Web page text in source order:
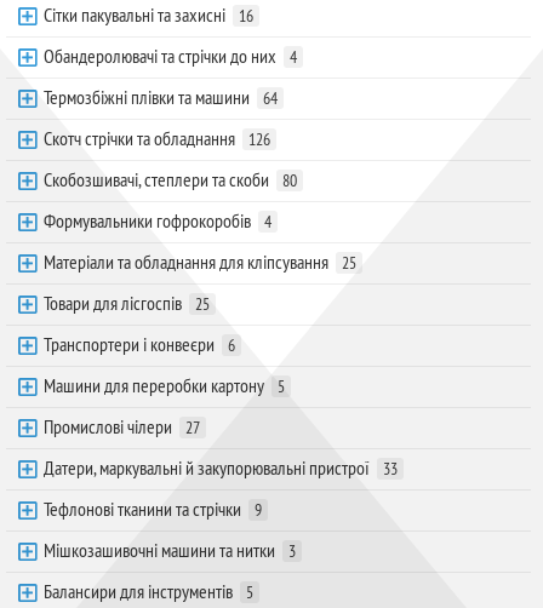
Сітки пакувальні та захисні 16
Обандеролювачі та стрічки до них 4
Термозбіжні плівки та машини 64
Скотч стрічки та обладнання 126
Скобозшивачі, степлери та скоби 80
Формувальники гофрокоробів 4
Матеріали та обладнання для кліпсування 25
Товари для лісгоспів 25
Транспортери і конвеєри 6
Машини для переробки картону 5
Промислові чілери 27
Датери, маркувальні й закупорювальні пристрої 33
Тефлонові тканини та стрічки 9
Мішкозашивочні машини та нитки 3
Балансири для інструментів 5